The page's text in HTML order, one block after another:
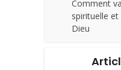
Comment
spirituelle
Dieu